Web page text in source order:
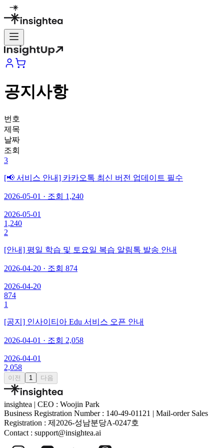
공지사항
번호
제목
날짜
조회
3
[📢 서비스 안내] 카카오톡 최신 버전 업데이트 필수
2026-05-01 · 조회 1,240
2026-05-01
1,240
2
[안내] 평일 학습 및 토요일 복습 알림톡 발송 안내
2026-04-20 · 조회 874
2026-04-20
874
1
[공지] 인사이티아 Edu 서비스 오픈 안내
2026-04-01 · 조회 2,058
2026-04-01
2,058
이전 1 다음
insightea | CEO : Woojin Park
Business Registration Number : 140-49-01121 | Mail-order Sales
Registration : 제2026-성남분당A-0247호
Contact : support@insightea.ai